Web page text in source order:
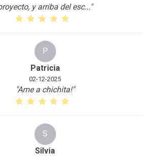
y arriba del esc..."
P
Patricia
02-12-2025
"Ame a chichita!"
S
Silvia